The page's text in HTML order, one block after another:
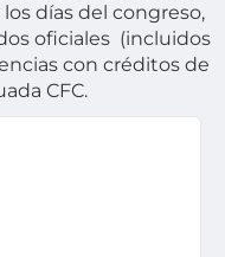
días del congreso,
oficiales (incluidos
con créditos de
CFC.